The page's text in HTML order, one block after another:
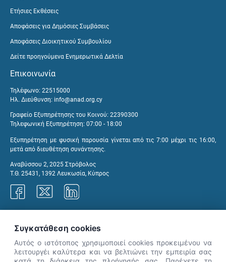
Ετήσιες Εκθέσεις
Αποφάσεις για Δημόσιες Συμβάσεις
Αποφάσεις Διοικητικού Συμβουλίου
Δείτε προηγούμενα Ενημερωτικά Δελτία
Επικοινωνία
Τηλέφωνο: 22515000
Ηλ. Διεύθυνση: info@anad.org.cy
Γραφείο Εξυπηρέτησης του Κοινού: 22390300
Τηλεφωνική Εξυπηρέτηση: 07:00 - 18:00
Εξυπηρέτηση με φυσική παρουσία γίνεται από τις 7:00 μέχρι τις 16:00,
μετά από διευθέτηση συνάντησης.
Αναβύσσου 2, 2025 Στρόβολος
Τ.Θ. 25431, 1392 Λευκωσία, Κύπρος
Συγκατάθεση cookies
Αυτός ο ιστότοπος χρησιμοποιεί cookies προκειμένου να
λειτουργέι καλύτερα και να βελτιώνει την εμπειρία σας